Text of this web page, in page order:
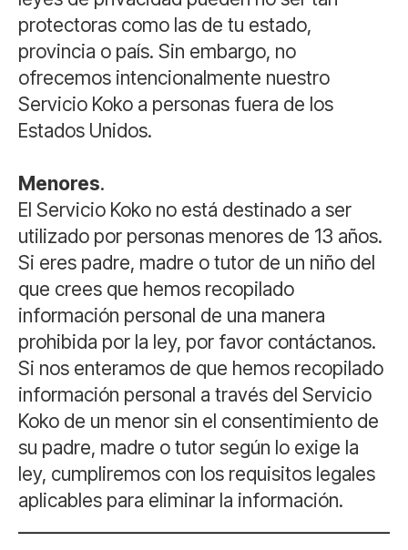
protectoras como las de tu estado,
provincia o país. Sin embargo, no
ofrecemos intencionalmente nuestro
Servicio Koko a personas fuera de los
Estados Unidos.
Menores.
El Servicio Koko no está destinado a ser
utilizado por personas menores de 13 años.
Si eres padre, madre o tutor de un niño del
que crees que hemos recopilado
información personal de una manera
prohibida por la ley, por favor contáctanos.
Si nos enteramos de que hemos recopilado
información personal a través del Servicio
Koko de un menor sin el consentimiento de
su padre, madre o tutor según lo exige la
ley, cumpliremos con los requisitos legales
aplicables para eliminar la información.